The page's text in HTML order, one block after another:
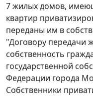
7 жилых домов,
квартир
переданы им в
"Договору передачи
собственность
государственной
Федерации города
Собственники